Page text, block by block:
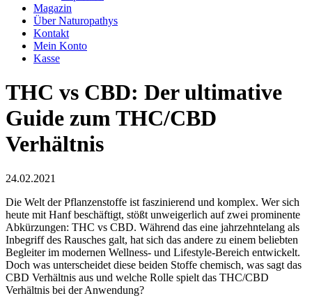
Magazin
Über Naturopathys
Kontakt
Mein Konto
Kasse
THC vs CBD: Der ultimative
Guide zum THC/CBD
Verhältnis
24.02.2021
Die Welt der Pflanzenstoffe ist faszinierend und komplex. Wer sich
heute mit Hanf beschäftigt, stößt unweigerlich auf zwei prominente
Abkürzungen: THC vs CBD. Während das eine jahrzehntelang als
Inbegriff des Rausches galt, hat sich das andere zu einem beliebten
Begleiter im modernen Wellness- und Lifestyle-Bereich entwickelt.
Doch was unterscheidet diese beiden Stoffe chemisch, was sagt das
CBD Verhältnis aus und welche Rolle spielt das THC/CBD
Verhältnis bei der Anwendung?